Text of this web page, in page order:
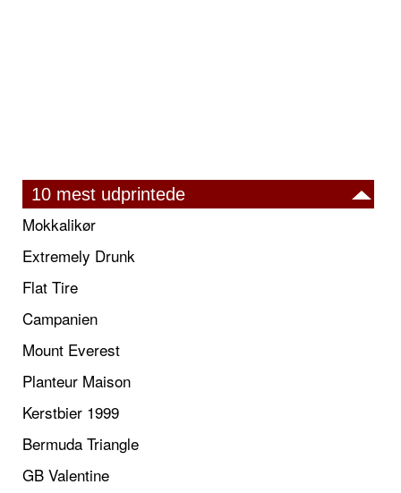
10 mest udprintede
Mokkalikør
Extremely Drunk
Flat Tire
Campanien
Mount Everest
Planteur Maison
Kerstbier 1999
Bermuda Triangle
GB Valentine